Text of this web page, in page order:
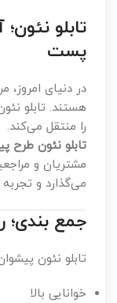
تابلو
پست
در دنیای امروز،
هستند. تابلو
را منتقل می‌کند.
تابلو نئون
مشتریان و
می‌گذارد و
جمع بندی؛
تابلو نئون
خوانایی بالا